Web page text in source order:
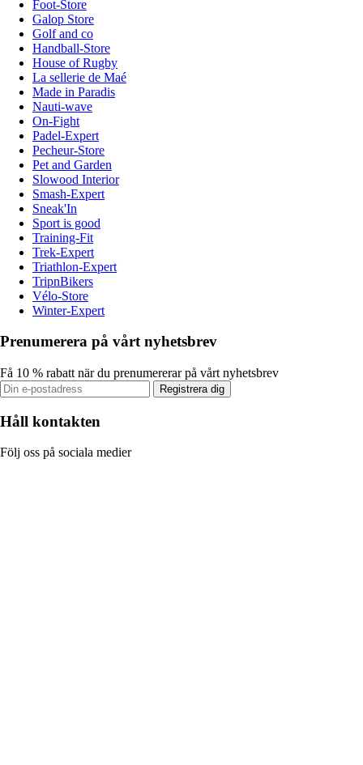
Foot-Store
Galop Store
Golf and co
Handball-Store
House of Rugby
La sellerie de Maé
Made in Paradis
Nauti-wave
On-Fight
Padel-Expert
Pecheur-Store
Pet and Garden
Slowood Interior
Smash-Expert
Sneak'In
Sport is good
Training-Fit
Trek-Expert
Triathlon-Expert
TripnBikers
Vélo-Store
Winter-Expert
Prenumerera på vårt nyhetsbrev
Få 10 % rabatt när du prenumererar på vårt nyhetsbrev
Registrera dig
Håll kontakten
Följ oss på sociala medier